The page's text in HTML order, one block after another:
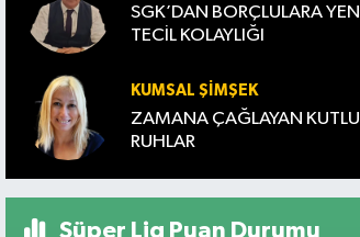
SGK’DAN BORÇLULARA YENİ
TECİL KOLAYLIĞI
KUMSAL ŞIMŞEK
ZAMANA ÇAĞLAYAN KUTLU
RUHLAR
Süper Lig Puan Durumu